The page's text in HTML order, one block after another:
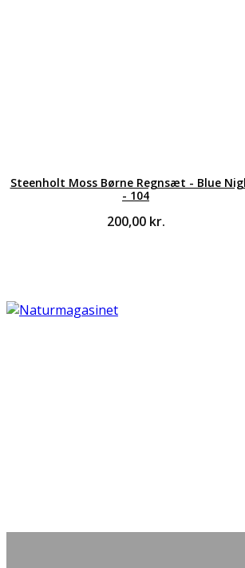
Steenholt Moss Børne Regnsæt - Blue
- 104
200,00 kr.